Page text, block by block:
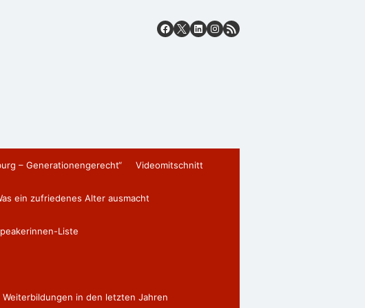
– Generationengerecht“ Videomitschnitt
ein zufriedenes Alter ausmacht
Liste
Weiterbildungen in den letzten Jahren